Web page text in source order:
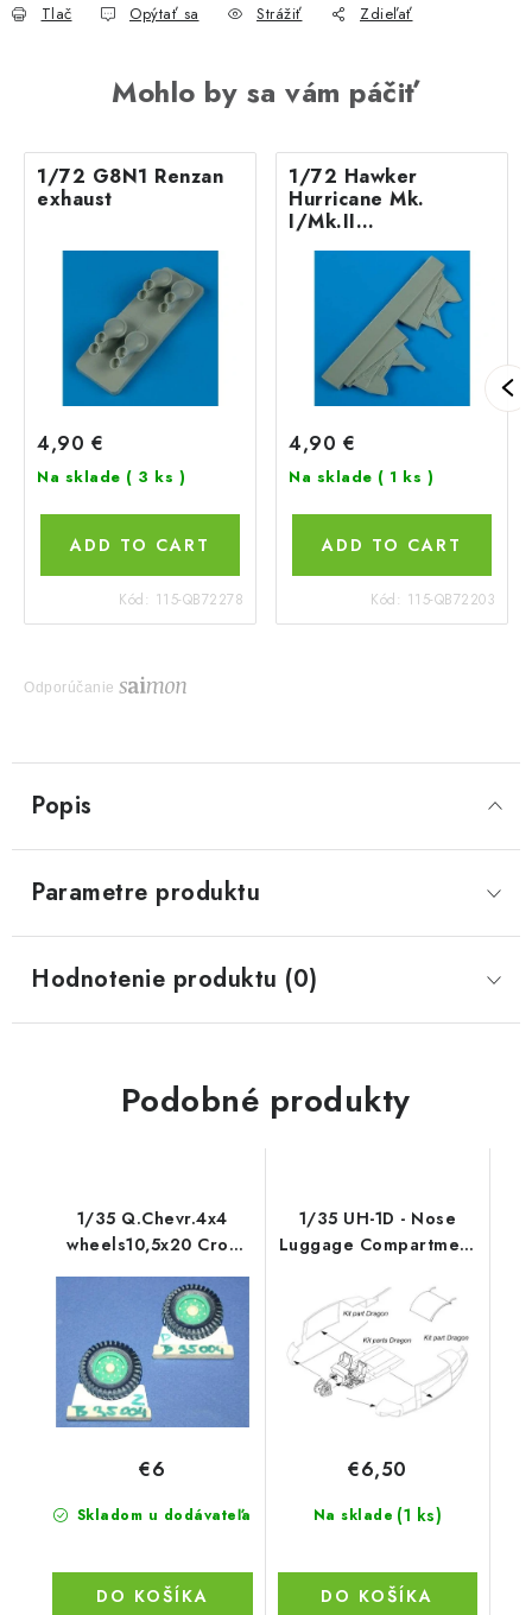
Tlač Opýtať sa Strážiť Zdieľať
Mohlo by sa vám páčiť
1/72 G8N1 Renzan
exhaust
4,90 €
Na sklade ( 3 ks )
ADD TO CART
Kód: 115-QB72278
1/72 Hawker
Hurricane Mk.
I/Mk.II
undercarriage co
4,90 €
Na sklade ( 1 ks )
ADD TO CART
Kód: 115-QB72203
Odporúčanie
Popis
Parametre produktu
Hodnotenie produktu (0)
Podobné produkty
1/35 Q.Chevr.4x4
wheels10,5x20 Cros
Country(Dunlop
Skladom u dodávateľa
€6
DO KOŠÍKA
1/35 UH-1D - Nose
Luggage Compartment
Na sklade (1 ks)
€6,50
DO KOŠÍKA